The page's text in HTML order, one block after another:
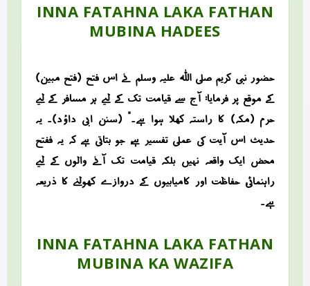
INNA FATAHNA LAKA FATHAN
MUBINA HADEES
حضور نبی کریم صلی اللہ علیہ وسلم نے اس فتح (فتح مبین)
کے موقع پر فرمایا: “آج سے قیامت تک کے لیے ہر مسافر کے لیے
حرم (مکہ) کا راستہ کھلا ہوا ہے۔” (سنن ابی داؤد)۔ یہ
حدیث اس آیت کی عملی تفسیر ہے، جو بتاتی ہے کہ یہ ففتح
محض ایک واقعہ نہیں بلکہ قیامت تک آنے والوں کے لیے
راہنمائی، حفاظت اور کامیابیوں کے دروازے کھولنے کا ذریعہ
ہے۔
INNA FATAHNA LAKA FATHAN
MUBINA KA WAZIFA